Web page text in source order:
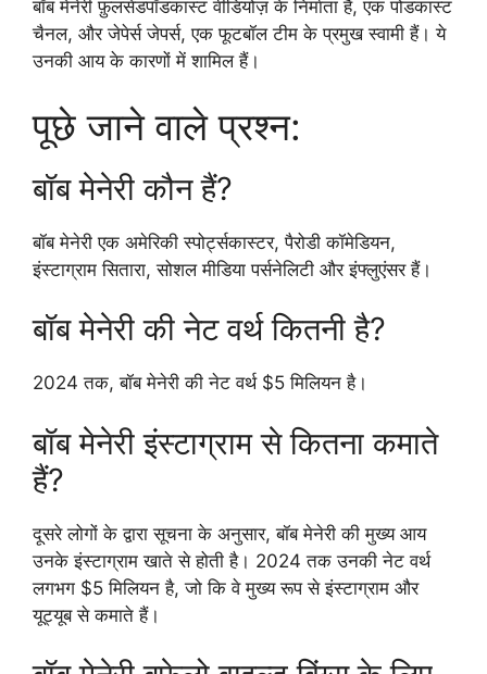
बॉब मेनेरी फ़ुलसेंडपॉडकास्ट वीडियोज़ के निर्माता हैं, एक पोडकास्ट
चैनल, और जेपेर्स जेपर्स, एक फूटबॉल टीम के प्रमुख स्वामी हैं। ये
उनकी आय के कारणों में शामिल हैं।
पूछे जाने वाले प्रश्न:
बॉब मेनेरी कौन हैं?
बॉब मेनेरी एक अमेरिकी स्पोर्ट्सकास्टर, पैरोडी कॉमेडियन,
इंस्टाग्राम सितारा, सोशल मीडिया पर्सनेलिटी और इंफ्लुएंसर हैं।
बॉब मेनेरी की नेट वर्थ कितनी है?
2024 तक, बॉब मेनेरी की नेट वर्थ $5 मिलियन है।
बॉब मेनेरी इंस्टाग्राम से कितना कमाते
हैं?
दूसरे लोगों के द्वारा सूचना के अनुसार, बॉब मेनेरी की मुख्य आय
उनके इंस्टाग्राम खाते से होती है। 2024 तक उनकी नेट वर्थ
लगभग $5 मिलियन है, जो कि वे मुख्य रूप से इंस्टाग्राम और
यूट्यूब से कमाते हैं।